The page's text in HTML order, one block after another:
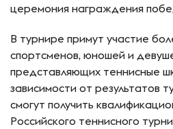
церемония награждения
В турнире примут участие
спортсменов, юношей и
представляющих теннисные
зависимости от результатов
смогут получить
Российского теннисного